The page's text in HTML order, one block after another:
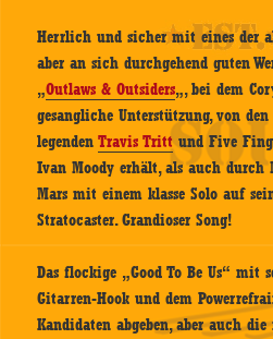
Herrlich und sicher mit eines der
aber an sich durchgehend guten
„Outlaws & Outsiders„, bei dem
gesangliche Unterstützung, von
legendenTravis Trittund Five
Ivan Moody erhält, als auch
Mars mit einem klasse Solo auf
Stratocaster. Grandioser Song!
Das flockige „Good To Be Us“ mit
Gitarren-Hook und dem
Kandidaten abgeben, aber auch